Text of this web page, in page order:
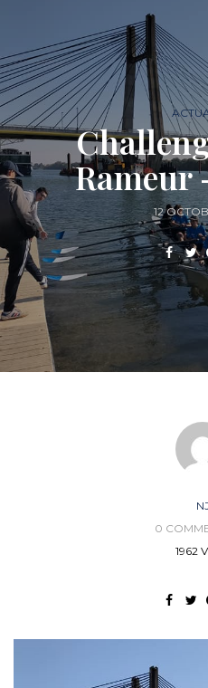
Rameur
12
NJ
0
1962